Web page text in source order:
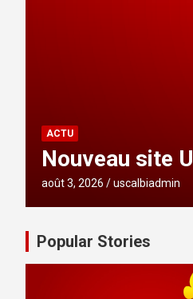
ACTU
Nouveau site
août 3, 2026 uscalbiadmin
Popular Stories